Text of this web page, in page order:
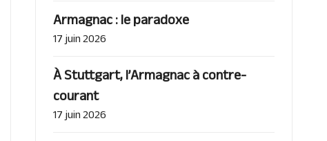
Armagnac : le paradoxe
17 juin 2026
À Stuttgart, l’Armagnac à contre-
courant
17 juin 2026